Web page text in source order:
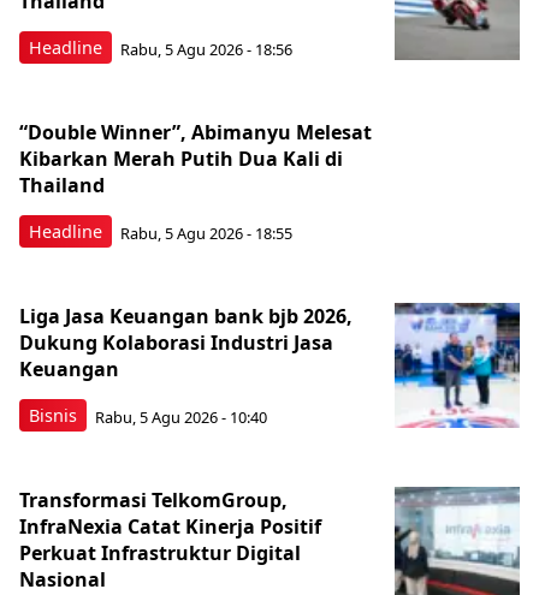
Headline Rabu, 5 Agu 2026 - 18:56
Headline
“Double Winner”, Abimanyu Melesat
Kibarkan Merah Putih Dua Kali di
Thailand
Rabu, 5 Agu 2026 - 18:55
Bisnis
Liga Jasa Keuangan bank bjb 2026,
Dukung Kolaborasi Industri Jasa
Keuangan
Rabu, 5 Agu 2026 - 10:40
Transformasi TelkomGroup,
InfraNexia Catat Kinerja Positif
Perkuat Infrastruktur Digital
Nasional